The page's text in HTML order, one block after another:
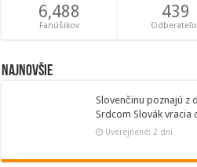
6,488
Fanúšikov
439
Najnovšie
Slovenčinu poznajú z
Srdcom Slovák vracia
Uverejnené: 2 dni